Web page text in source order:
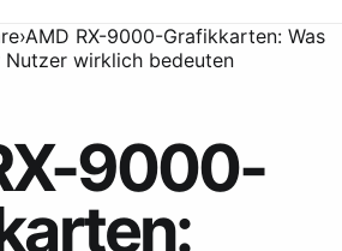
›AMD RX-9000-Grafikkarten: Was
Nutzer wirklich bedeuten
9000-